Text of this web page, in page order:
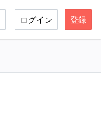
ログイン 登録